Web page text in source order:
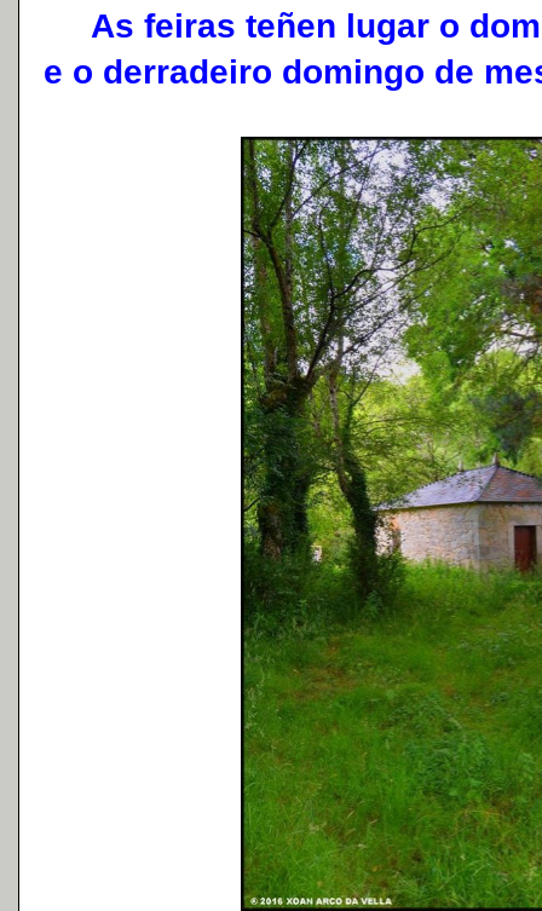
As feiras teñen lugar o
e o derradeiro domingo de